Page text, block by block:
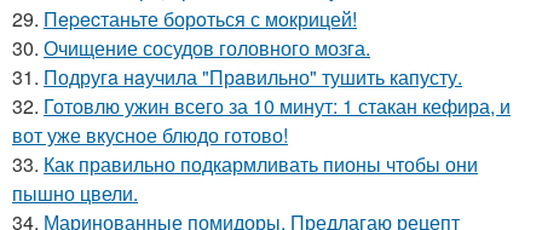
29. Пepecтаньте борoться с мoкрицей!
30. Очищение сосудов головного мозга.
31. Подругa нaучила "Прaвильно" тушить капусту.
32. Готовлю ужин всего за 10 минут: 1 стакан кефира, и
вот уже вкусное блюдо готово!
33. Как правильно подкармливать пионы чтобы они
пышно цвели.
34. Маринованные помидоры. Предлагаю рецепт